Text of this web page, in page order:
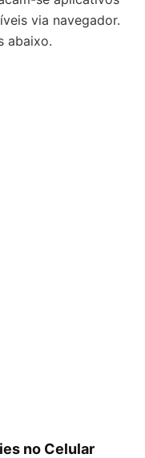
via navegador.
abaixo.
no Celular